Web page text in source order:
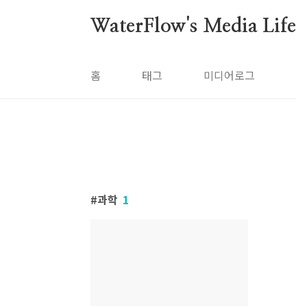
WaterFlow's Media Life
홈 태그 미디어로그
과학 1